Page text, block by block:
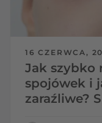
16 CZERWCA,
Jak szybko
spojówek i
zaraźliwe?